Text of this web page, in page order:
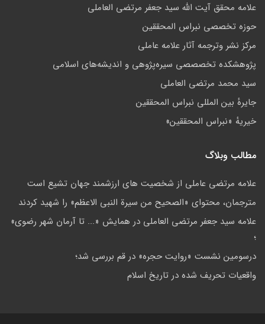
علامه محقق آیت الله سید جعفر مرتضی العاملی
حوزه تخصصی نبراس المحققین
مركز نشر وترجمه آثار علامه عاملی
پژوهشكده تخصصصى سیره‌پژوهی و اندیشه‌های اسلامی
سید محمد مرتضی العاملی
جايرهٔ بین المللی نبراس المحققین
خيريهٔ «نبراس المحققين»
مطالب وبلاگ
علامه مرتضي عاملي از شخصيت هاي ارزشمند جهان تشيع است
مترجمان، محتوای «الصحیح من سیرة النبی الاعظم» را شهید کردند
علامه سيد جعفر مرتضي العاملي در همايش «... تا آرمان شهر رضوي»
؛
درسومین نشست «روایت حجره» در قم بررسی شد؛
واقعيات تحريف شده در تاريخ اسلام